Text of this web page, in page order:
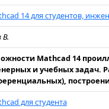
14 для студентов,
В.
Mathcad 14
и учебных задач.
для студента